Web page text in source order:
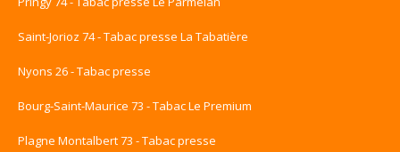
Saint-Jorioz 74 - Tabac presse La Tabatière
Nyons 26 - Tabac presse
Bourg-Saint-Maurice 73 - Tabac Le Premium
Plagne Montalbert 73 - Tabac presse